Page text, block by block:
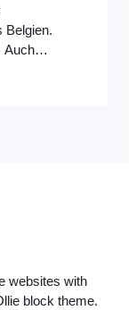
Belgien.
Auch
websites with
block theme.